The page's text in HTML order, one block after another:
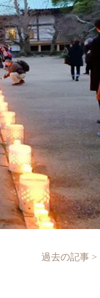
過去の記事 >